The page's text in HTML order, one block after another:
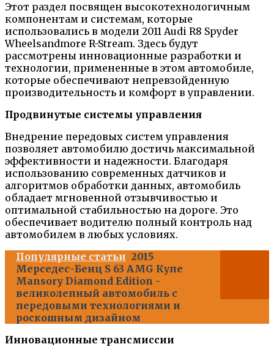
Этот раздел посвящен высокотехнологичным
компонентам и системам, которые
использовались в модели 2011 Audi R8 Spyder
Wheelsandmore R-Stream. Здесь будут
рассмотрены инновационные разработки и
технологии, примененные в этом автомобиле,
которые обеспечивают непревзойденную
производительность и комфорт в управлении.
Продвинутые системы управления
Внедрение передовых систем управления
позволяет автомобилю достичь максимальной
эффективности и надежности. Благодаря
использованию современных датчиков и
алгоритмов обработки данных, автомобиль
обладает мгновенной отзывчивостью и
оптимальной стабильностью на дороге. Это
обеспечивает водителю полный контроль над
автомобилем в любых условиях.
Популярные статьи 2015
Мерседес-Бенц S 63 AMG Купе
Mansory Diamond Edition -
великолепный автомобиль с
передовыми технологиями и
роскошным дизайном
Инновационные трансмиссии